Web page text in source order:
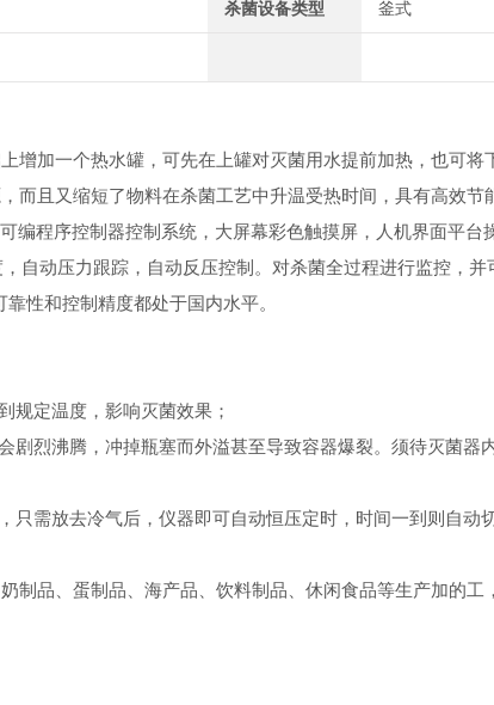
杀菌设备类型 釜式
增加一个热水罐，可先在上罐对灭菌用水提前加热，也可将
而且又缩短了物料在杀菌工艺中升温受热时间，具有高效节
编程序控制器控制系统，大屏幕彩色触摸屏，人机界面平台
自动压力跟踪，自动反压控制。对杀菌全过程进行监控，
性和控制精度都处于国内水平。
规定温度，影响灭菌效果；
剧烈沸腾，冲掉瓶塞而外溢甚至导致容器爆裂。须待灭菌器
只需放去冷气后，仪器即可自动恒压定时，时间一到则自动
制品、蛋制品、海产品、饮料制品、休闲食品等生产加的工